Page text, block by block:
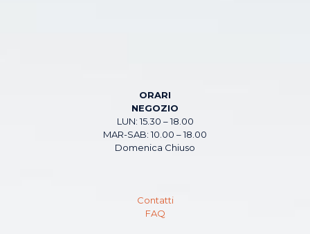
ORARI
NEGOZIO
LUN: 15.30 – 18.00
MAR-SAB: 10.00 – 18.00
Domenica Chiuso
Contatti
FAQ